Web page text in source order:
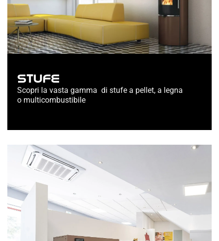
STUFE
Scopri la vasta gamma di stufe a pellet, a legna
o multicombustibile